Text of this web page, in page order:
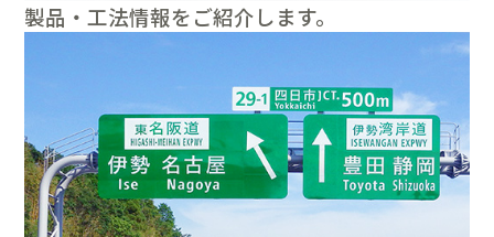
製品・工法情報をご紹介します。